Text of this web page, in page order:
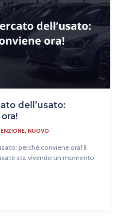
dell’usato:
, NUOVO
perché conviene ora! Il
sta vivendo un momento